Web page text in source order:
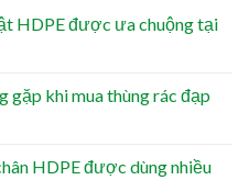
HDPE được ưa chuộng tại
gặp khi mua thùng rác đạp
HDPE được dùng nhiều